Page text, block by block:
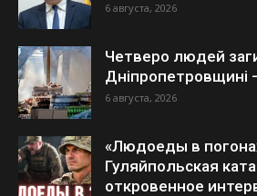
6 августа, 2026
Четверо людей
Дніпропетровщині
6 августа, 2026
«Людоеды в
Гуляйпольская
откровенное